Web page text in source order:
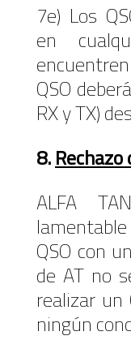
7e) Los
en
QSO
RX y TX)
8.Rechazo
ALFA
QSO con
de AT no
realizar un
ningún